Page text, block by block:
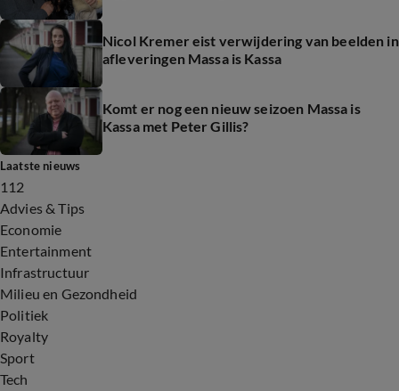
Nicol Kremer eist verwijdering van beelden in
afleveringen Massa is Kassa
Komt er nog een nieuw seizoen Massa is
Kassa met Peter Gillis?
Laatste nieuws
112
Advies & Tips
Economie
Entertainment
Infrastructuur
Milieu en Gezondheid
Politiek
Royalty
Sport
Tech